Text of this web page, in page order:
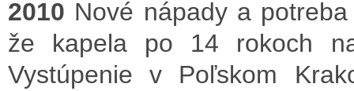
2010 Nové nápady a
že kapela po 14 rokoch
Vystúpenie v Poľskom